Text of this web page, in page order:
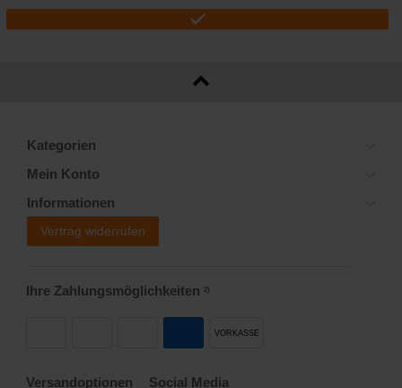
Kategorien
Mein Konto
Informationen
Vertrag widerrufen
Ihre Zahlungsmöglichkeiten 2)
VORKASSE
Versandoptionen Social Media